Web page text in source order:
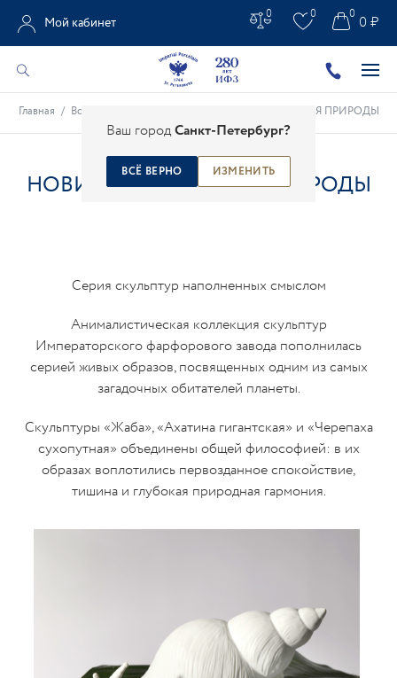
Ваш городСанкт-Петербург?
ВСЁ ВЕРНО ИЗМЕНИТЬ
Мой кабинет
0 0 0 ₽
0
Главная / Все новости НОВИНКА ГАРМОНИЯ ПРИРОДЫ
НОВИНКА ГАРМОНИЯ ПРИРОДЫ
Серия скульптур наполненных смыслом
Анималистическая коллекция скульптур
Императорского фарфорового завода пополнилась
серией живых образов, посвященных одним из самых
загадочных обитателей планеты.
Скульптуры «Жаба», «Ахатина гигантская» и «Черепаха
сухопутная» объединены общей философией: в их
образах воплотились первозданное спокойствие,
тишина и глубокая природная гармония.